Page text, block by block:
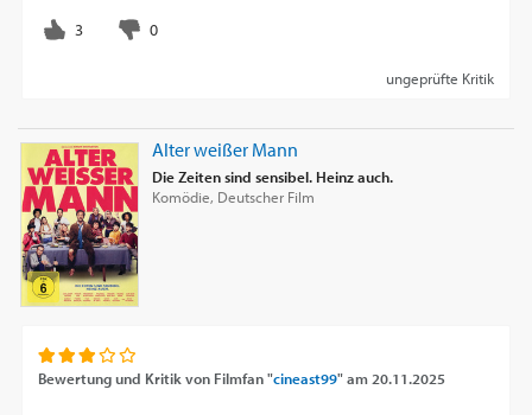
ungeprüfte Kritik
Alter weißer Mann
Die Zeiten sind sensibel. Heinz auch.
Komödie, Deutscher Film
Bewertung und Kritik von Filmfan "cineast99"am 20.11.2025